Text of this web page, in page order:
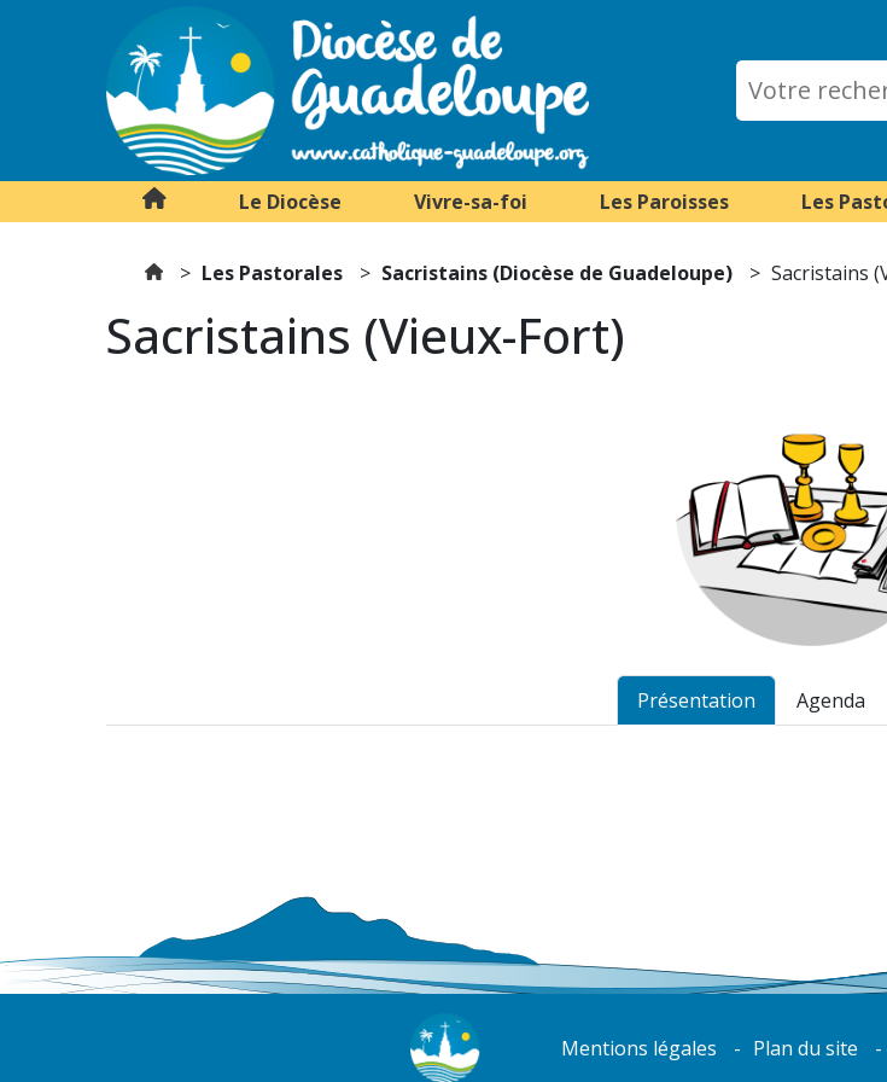
Le Diocèse Vivre-sa-foi Les Paroisses Les
Les Pastorales Sacristains (Diocèse de Guadeloupe) Sacristains
Sacristains (Vieux-Fort)
Présentation Agenda
Mentions légales Plan du site